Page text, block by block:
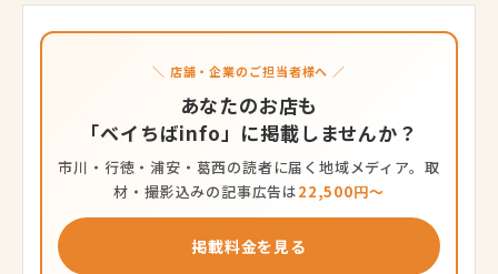
＼ 店舗・企業のご担当者様へ ／
あなたのお店も
「ベイちばinfo」に掲載しませんか？
市川・行徳・浦安・葛西の読者に届く地域メディア。取
材・撮影込みの記事広告は22,500円〜
掲載料金を見る